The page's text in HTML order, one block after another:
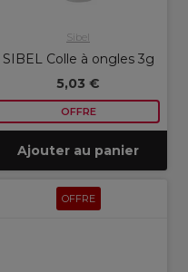
Sibel
SIBEL Colle à ongles 3g
5,03 €
OFFRE
Ajouter au panier
OFFRE